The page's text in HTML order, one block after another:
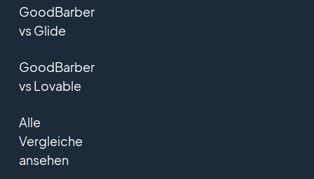
GoodBarber
vs Glide
GoodBarber
vs Lovable
Alle
Vergleiche
ansehen